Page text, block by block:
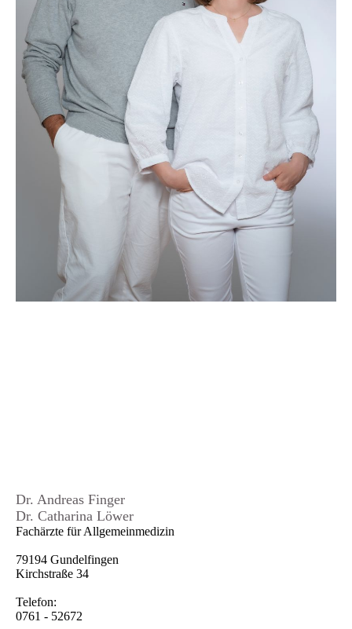
Dr. Andreas Finger
Dr. Catharina Löwer
Fachärzte für Allgemeinmedizin
79194 Gundelfingen
Kirchstraße 34
Telefon:
0761 - 52672